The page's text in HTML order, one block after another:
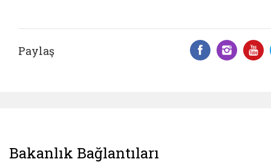
Paylaş
Bakanlık Bağlantıları